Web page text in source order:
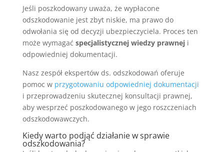
Jeśli poszkodowany uważa, że wypłacone
odszkodowanie jest zbyt niskie, ma prawo do
odwołania się od decyzji ubezpieczyciela. Proces ten
może wymagać specjalistycznej wiedzy prawneji
odpowiedniej dokumentacji.
Nasz zespół ekspertów ds. odszkodowań oferuje
pomoc w przygotowaniu odpowiedniej dokumentacji
i przeprowadzeniu skutecznej konsultacji prawnej,
aby wesprzeć poszkodowanego w jego roszczeniach
odszkodowawczych.
Kiedy warto podjąć działanie w sprawie
odszkodowania?